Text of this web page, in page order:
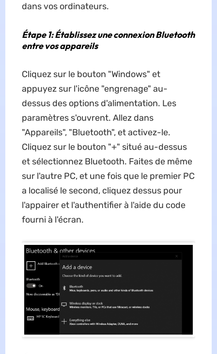
dans vos ordinateurs.
Étape 1: Établissez une connexion Bluetooth
entre vos appareils
Cliquez sur le bouton "Windows" et
appuyez sur l'icône "engrenage" au-
dessus des options d'alimentation. Les
paramètres s'ouvrent. Allez dans
"Appareils", "Bluetooth", et activez-le.
Cliquez sur le bouton "+" situé au-dessus
et sélectionnez Bluetooth. Faites de même
sur l'autre PC, et une fois que le premier PC
a localisé le second, cliquez dessus pour
l'appairer et l'authentifier à l'aide du code
fourni à l'écran.